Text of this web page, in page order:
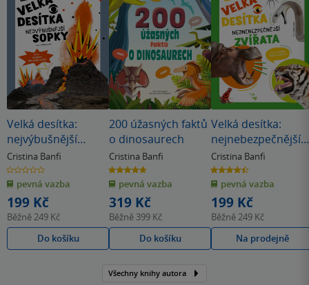
Velká desítka:
nejvýbušnější
sopky
Cristina Banfi
0.0
z
5
hvězdiček
pevná vazba
199 Kč
Běžně249 Kč
Do košíku
200 úžasných faktů
o dinosaurech
Cristina Banfi
4.7
z
5
hvězdiček
pevná vazba
319 Kč
Běžně 399 Kč
Do košíku
Velká desítka:
nejnebezpečnější
zvířata
Cristina Banfi
4.5
z
5
hvězdiček
pevná vazba
199 Kč
Běžně249 Kč
Na prodejně
Všechny knihy autora